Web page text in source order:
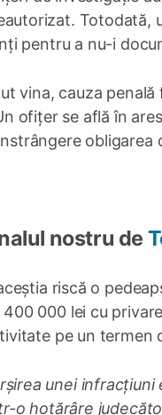
Totodată,
pentru a nu-i
vina, cauza
ofițer se află în
obligarea
nostru de
riscă o
000 lei cu
pe un termen
unei
o hotărâre